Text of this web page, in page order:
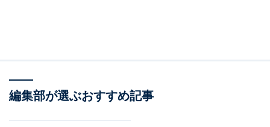
あわせて読みたい
編集部が選ぶおすすめ記事